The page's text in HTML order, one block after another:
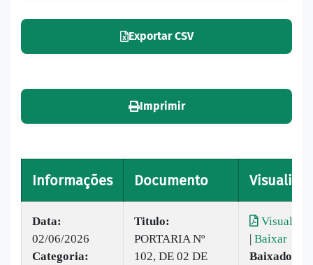
Exportar CSV
Imprimir
Informações Documento Visualizar
Data:
02/06/2026
Categoria:
Titulo:
PORTARIA Nº
102, DE 02 DE
Visualizar
| Baixar
Baixado: